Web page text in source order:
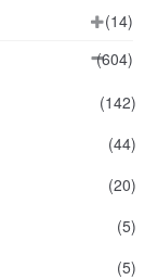
(14)
(604)
(142)
(44)
(20)
(5)
(5)